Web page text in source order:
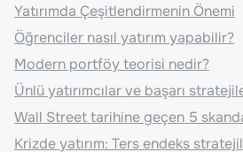
Yatırımda Çeşitlendirmenin Önemi
Öğrenciler nasıl yatırım yapabilir?
Modern portföy teorisi nedir?
Ünlü yatırımcılar ve başarı
Wall Street tarihine geçen 5
Krizde yatırım: Ters endeks